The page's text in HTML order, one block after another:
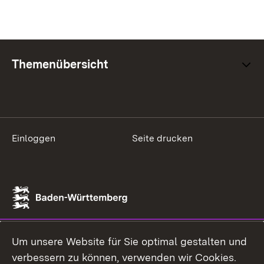
Themenübersicht
Einloggen Seite drucken
Um unsere Website für Sie optimal gestalten und
verbessern zu können, verwenden wir Cookies.